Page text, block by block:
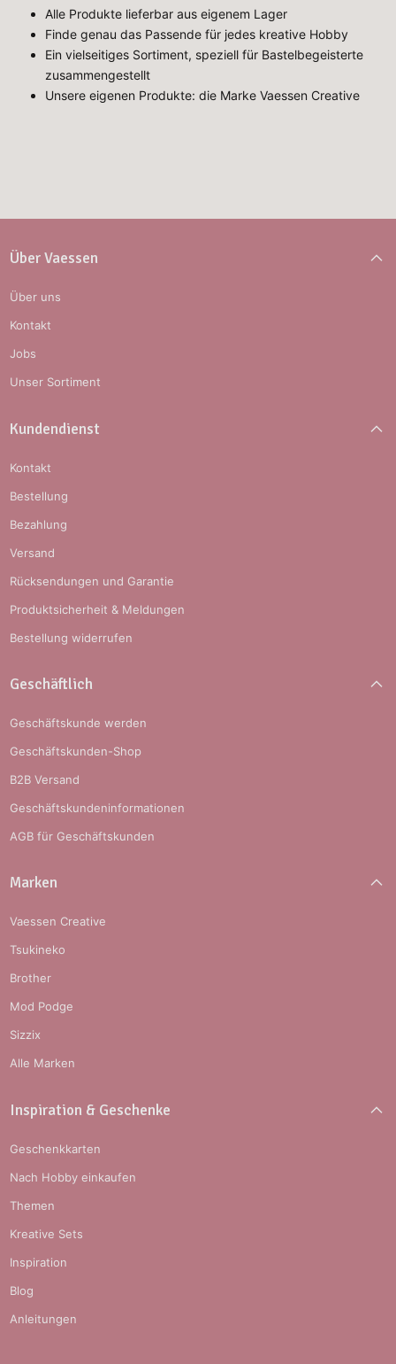
Alle Produkte lieferbar aus eigenem Lager
Finde genau das Passende für jedes kreative Hobby
Ein vielseitiges Sortiment, speziell für Bastelbegeisterte
zusammengestellt
Unsere eigenen Produkte: die Marke Vaessen Creative
Über Vaessen
Über uns
Kontakt
Jobs
Unser Sortiment
Kundendienst
Kontakt
Bestellung
Bezahlung
Versand
Rücksendungen und Garantie
Produktsicherheit & Meldungen
Bestellung widerrufen
Geschäftlich
Geschäftskunde werden
Geschäftskunden-Shop
B2B Versand
Geschäftskundeninformationen
AGB für Geschäftskunden
Marken
Vaessen Creative
Tsukineko
Brother
Mod Podge
Sizzix
Alle Marken
Inspiration & Geschenke
Geschenkkarten
Nach Hobby einkaufen
Themen
Kreative Sets
Inspiration
Blog
Anleitungen